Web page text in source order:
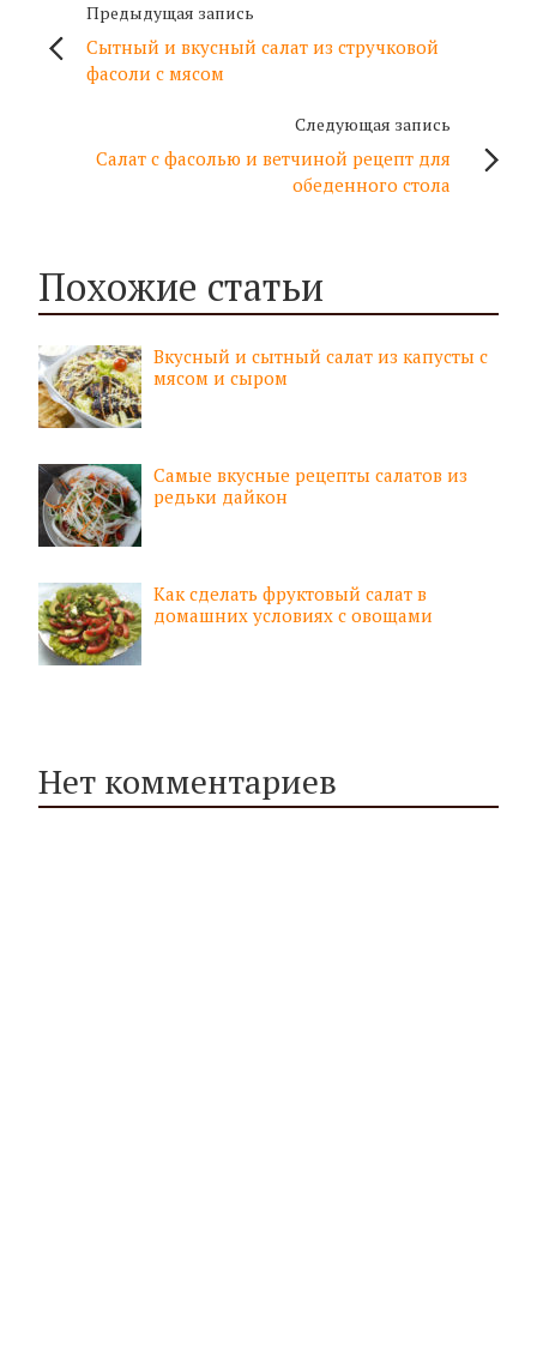
Предыдущая запись
Сытный и вкусный салат из стручковой
фасоли с мясом
Следующая запись
Салат с фасолью и ветчиной рецепт для
обеденного стола
Похожие статьи
Вкусный и сытный салат из капусты с
мясом и сыром
Самые вкусные рецепты салатов из
редьки дайкон
Как сделать фруктовый салат в
домашних условиях с овощами
Нет комментариев